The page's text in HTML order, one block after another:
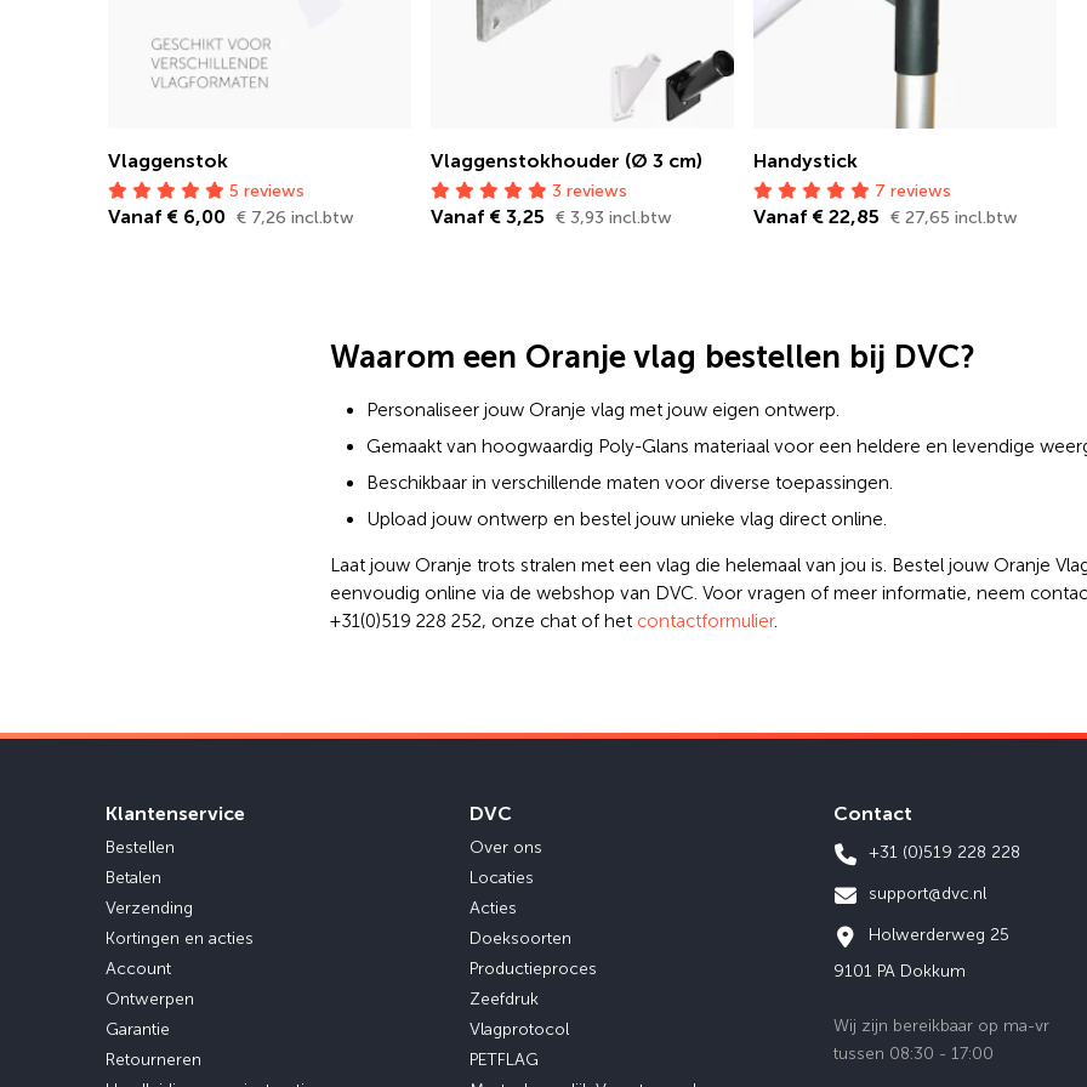
Vlaggenstok
5 reviews
Vanaf € 6,00 € 7,26 incl.btw
Vlaggenstokhouder (Ø 3 cm)
3 reviews
Vanaf € 3,25 € 3,93 incl.btw
Handystick
7 reviews
Vanaf € 22,85 € 27,65 incl.btw
Waarom een Oranje vlag bestellen bij DVC?
Personaliseer jouw Oranje vlag met jouw eigen ontwerp.
Gemaakt van hoogwaardig Poly-Glans materiaal voor een heldere en levendige
Beschikbaar in verschillende maten voor diverse toepassingen.
Upload jouw ontwerp en bestel jouw unieke vlag direct online.
Laat jouw Oranje trots stralen met een vlag die helemaal van jou is. Bestel jouw Oranje
eenvoudig online via de webshop van DVC. Voor vragen of meer informatie, neem
+31(0)519 228 252, onze chat of het contactformulier.
Klantenservice
Bestellen
Betalen
Verzending
Kortingen en acties
Account
Ontwerpen
Garantie
Retourneren
DVC
Over ons
Locaties
Acties
Doeksoorten
Productieproces
Zeefdruk
Vlagprotocol
PETFLAG
Contact
+31 (0)519 228 228
support@dvc.nl
Holwerderweg 25
9101 PA Dokkum
Wij zijn bereikbaar op ma-vr
tussen 08:30 - 17:00